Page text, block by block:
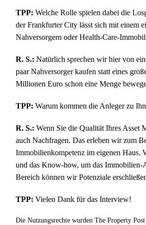
TPP: Welche Rolle spielen dabei die
der Frankfurter City lässt sich mit einem
Nahversorgern oder Health-Care-
R. S.: Natürlich sprechen wir hier von
paar Nahversorger kaufen statt eines
Millionen Euro schon eine Menge
TPP: Warum kommen die Anleger zu
R. S.: Wenn Sie die Qualität Ihres Asset
auch Nachfragen. Das erleben wir zum
Immobilienkompetenz im eigenen Haus.
und das Know-how, um das Immobilien-
Bereich können wir Potenziale
TPP: Vielen Dank für das Interview!
Die Nutzungsrechte wurden The Property